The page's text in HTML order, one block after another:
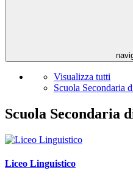
Visualizza tutti
Scuola Secondaria
Scuola Secondaria
Liceo Linguistico